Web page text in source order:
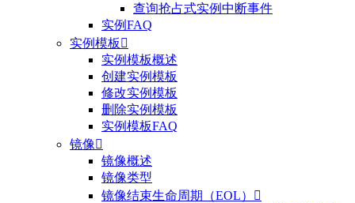
查询抢占式实例中断事件
实例FAQ
实例模板 
实例模板概述
创建实例模板
修改实例模板
删除实例模板
实例模板FAQ
镜像
镜像概述
镜像类型
镜像结束生命周期（EOL）
